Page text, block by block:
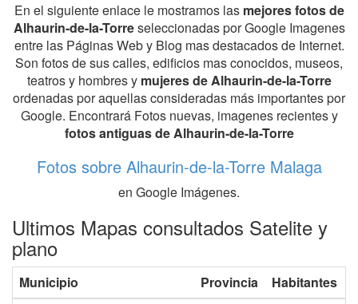
En el siguiente enlace le mostramos las mejores fotos de
Alhaurin-de-la-Torreseleccionadas por Google Imagenes
entre las Páginas Web y Blog mas destacados de Internet.
Son fotos de sus calles, edificios mas conocidos, museos,
teatros y hombres y mujeres de Alhaurin-de-la-Torre
ordenadas por aquellas consideradas más importantes por
Google. Encontrará Fotos nuevas, imagenes recientes y
fotos antiguas de Alhaurin-de-la-Torre
Fotos sobre Alhaurin-de-la-Torre Malaga
en Google Imágenes.
Ultimos Mapas consultados Satelite y
plano
Municipio Provincia
Habitantes